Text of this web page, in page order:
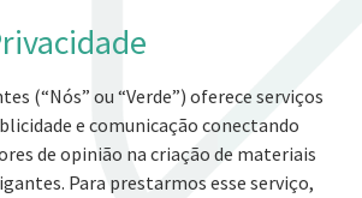
(“Nós” ou “Verde”) oferece serviços
e comunicação conectando
de opinião na criação de materiais
Para prestarmos esse serviço,